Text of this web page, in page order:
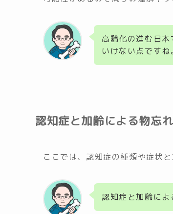
高齢化の進む日
いけない点ですね
認知症と加齢による物忘
ここでは、認知症の種類や症状
認知症と加齢によ